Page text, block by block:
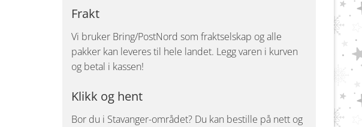
Frakt
Vi bruker Bring/PostNord som fraktselskap og alle
pakker kan leveres til hele landet. Legg varen i kurven
og betal i kassen!
Klikk og hent
Bor du i Stavanger-området? Du kan bestille på nett og